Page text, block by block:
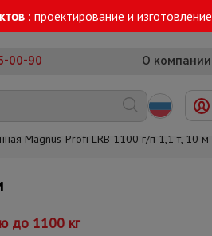
: проектирование и изготовление
00-90 О компании
Magnus-Profi LRB 1100 г/п 1,1 т, 10 м
до 1100 кг